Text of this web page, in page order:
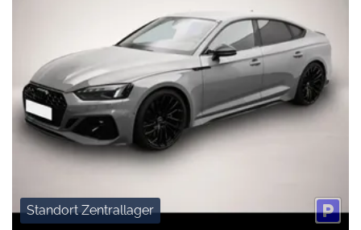
Standort Zentrallager